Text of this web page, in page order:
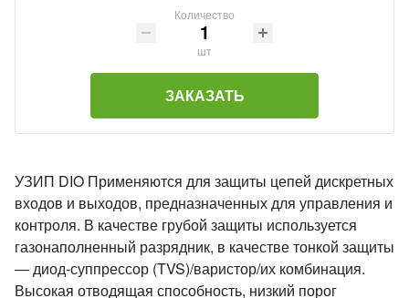
Количество
шт
ЗАКАЗАТЬ
УЗИП DIO Применяются для защиты цепей дискретных
входов и выходов, предназначенных для управления и
контроля. В качестве грубой защиты используется
газонаполненный разрядник, в качестве тонкой защиты
— диод-суппрессор (TVS)/варистор/их комбинация.
Высокая отводящая способность, низкий порог